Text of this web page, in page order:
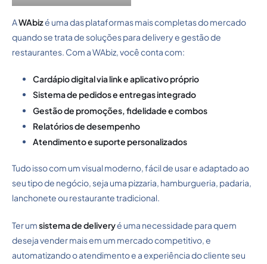
AWAbizé uma das plataformas mais completas do mercado
quando se trata de soluções para delivery e gestão de
restaurantes. Com a WAbiz, você conta com:
Cardápio digital via link e aplicativo próprio
Sistema de pedidos e entregas integrado
Gestão de promoções, fidelidade e combos
Relatórios de desempenho
Atendimento e suporte personalizados
Tudo isso com um visual moderno, fácil de usar e adaptado ao
seu tipo de negócio, seja uma pizzaria, hamburgueria, padaria,
lanchonete ou restaurante tradicional.
Ter umsistema de deliveryé uma necessidade para quem
deseja vender mais em um mercado competitivo, e
automatizando o atendimento e a experiência do cliente seu